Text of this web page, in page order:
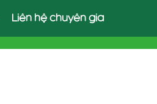
Liên hệ chuyên gia